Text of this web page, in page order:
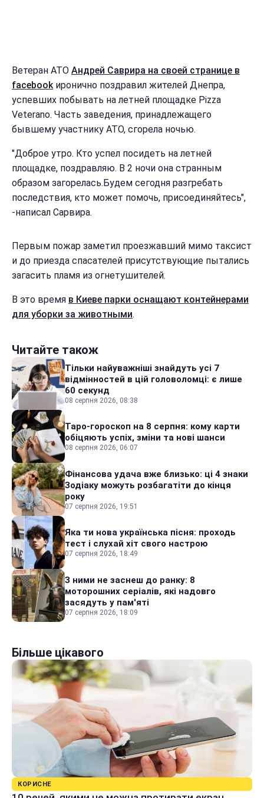
Ветеран АТО Андрей Саврира на своей странице в
facebookиронично поздравил жителей Днепра,
успевших побывать на летней площадке Pizza
Veterano. Часть заведения, принадлежащего
бывшему участнику АТО, сгорела ночью.
"Доброе утро. Кто успел посидеть на летней
площадке, поздравляю. В 2 ночи она странным
образом загорелась. Будем сегодня разгребать
последствия, кто может помочь, присоединяйтесь",
-написал Сарвира.
Первым пожар заметил проезжавший мимо таксист
и до приезда спасателей присутствующие пытались
загасить пламя из огнетушителей.
В это время в Киеве парки оснащают контейнерами
для уборки за животными.
Читайте також
Тільки найуважніші знайдуть усі 7
відмінностей в цій головоломці: є лише
60 секунд
08 серпня 2026, 08:38
Таро-гороскоп на 8 серпня: кому карти
обіцяють успіх, зміни та нові шанси
08 серпня 2026, 06:07
Фінансова удача вже близько: ці 4 знаки
Зодіаку можуть розбагатіти до кінця
року
07 серпня 2026, 19:51
Яка ти нова українська пісня: проходь
тест і слухай хіт свого настрою
07 серпня 2026, 18:49
З ними не заснеш до ранку: 8
моторошних серіалів, які надовго
засядуть у пам'яті
07 серпня 2026, 18:09
Більше цікавого
КОРИСНЕ